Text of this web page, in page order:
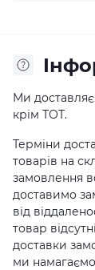
Ми
крім ТОТ.
Терміни
товарів на
замовлення
доставимо
від
товар
доставки
ми